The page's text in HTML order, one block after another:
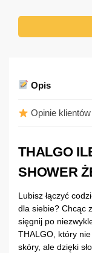
Opis
Opinie klientów
THALGO
SHOWER
Lubisz łączyć
dla siebie? Chcąc
sięgnij po
THALGO, który
skóry, ale dzięki